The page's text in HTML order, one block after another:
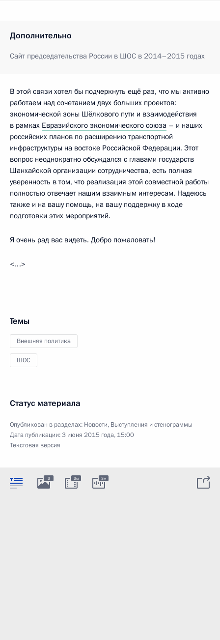
Дополнительно
Сайт председательства России в ШОС в 2014–2015 годах
В этой связи хотел бы подчеркнуть ещё раз, что мы активно
работаем над сочетанием двух больших проектов:
экономической зоны Шёлкового пути и взаимодействия
в рамках Евразийского экономического союза – и наших
российских планов по расширению транспортной
инфраструктуры на востоке Российской Федерации. Этот
вопрос неоднократно обсуждался с главами государств
Шанхайской организации сотрудничества, есть полная
уверенность в том, что реализация этой совместной работы
полностью отвечает нашим взаимным интересам. Надеюсь
также и на вашу помощь, на вашу поддержку в ходе
подготовки этих мероприятий.
Я очень рад вас видеть. Добро пожаловать!
<…>
Темы
Внешняя политика
ШОС
Статус материала
Опубликован в разделах: Новости, Выступления и стенограммы
Дата публикации:3 июня 2015 года, 15:00
Текстовая версия
3 3м 3м